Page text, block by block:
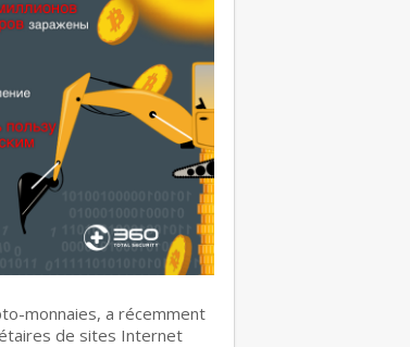
monnaies, a récemment
de sites Internet